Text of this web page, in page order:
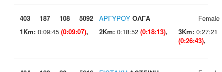
403 187 108 5092 ΑΡΓΥΡΟΥ ΟΛΓΑ
Female
1Km: 0:09:45 (0:09:07), 2Km: 0:18:52 (0:18:13), 3Km: 0:27:21
(0:26:43),